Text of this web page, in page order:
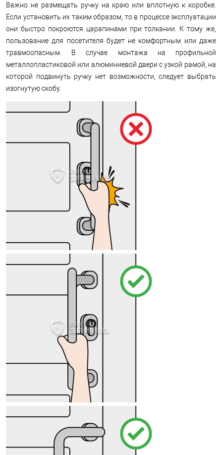
Важно не размещать ручку на краю или вплотную к коробке.
Если установить их таким образом, то в процессе эксплуатации
они быстро покроются царапинами при толкании. К тому же,
пользование для посетителя будет не комфортным или даже
травмоопасным. В случае монтажа на профильной
металлопластиковой или алюминиевой двери с узкой рамой, на
которой подвинуть ручку нет возможности, следует выбрать
изогнутую скобу.